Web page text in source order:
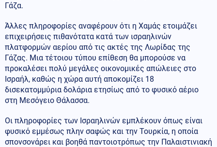
Γάζα.
Άλλες πληροφορίες αναφέρουν ότι η Χαμάς ετοιμάζει
επιχειρήσεις πιθανότατα κατά των ισραηλινών
πλατφορμών αερίου από τις ακτές της Λωρίδας της
Γάζας. Μια τέτοιου τύπου επίθεση θα μπορούσε να
προκαλέσει πολύ μεγάλες οικονομικές απώλειες στο
Ισραήλ, καθώς η χώρα αυτή αποκομίζει 18
δισεκατομμύρια δολάρια ετησίως από το φυσικό αέριο
στη Μεσόγειο Θάλασσα.
Οι πληροφορίες των Ισραηλινών εμπλέκουν όπως είναι
φυσικό εμμέσως πλην σαφώς και την Τουρκία, η οποία
σπονσονάρει και βοηθά παντοιοτρόπως την Παλαιστινιακή